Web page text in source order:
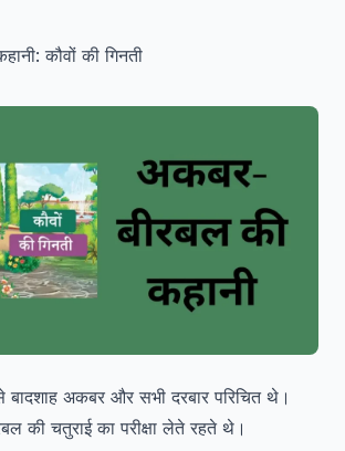
कौवों की गिनती
बादशाह अकबर और सभी दरबार परिचित थे।
की चतुराई का परीक्षा लेते रहते थे।